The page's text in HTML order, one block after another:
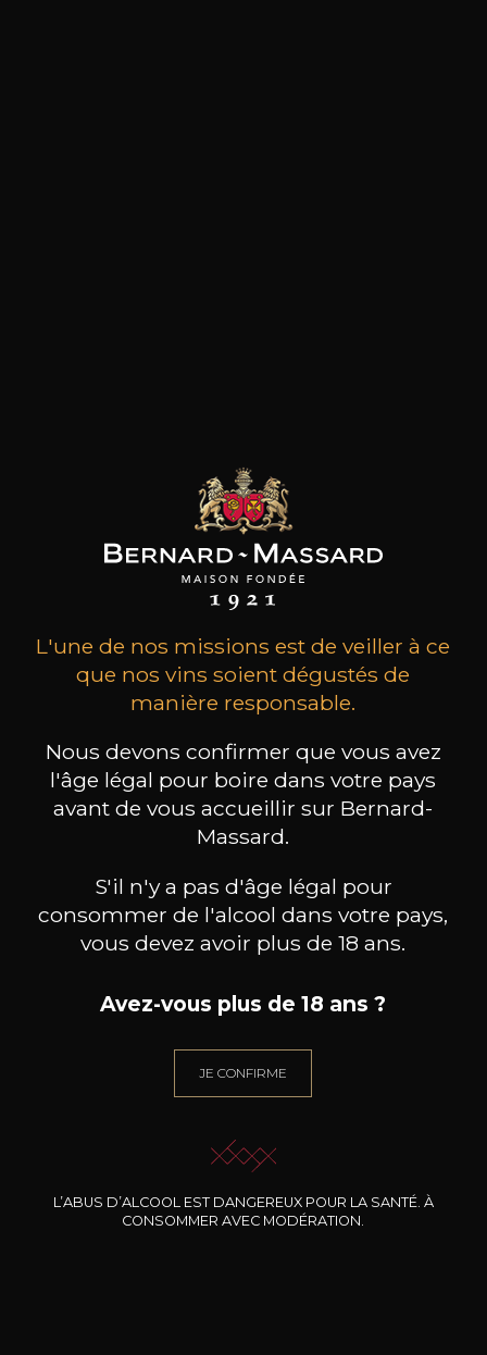
L'une de nos missions est de veiller à ce
que nos vins soient dégustés de
manière responsable.
Nous devons confirmer que vous avez
l'âge légal pour boire dans votre pays
avant de vous accueillir sur Bernard-
Massard.
S'il n'y a pas d'âge légal pour
consommer de l'alcool dans votre pays,
vous devez avoir plus de 18 ans.
Avez-vous plus de 18 ans ?
JE CONFIRME
L’ABUS D’ALCOOL EST DANGEREUX POUR LA SANTÉ. À
CONSOMMER AVEC MODÉRATION.
FILTRES APPLIQUÉS